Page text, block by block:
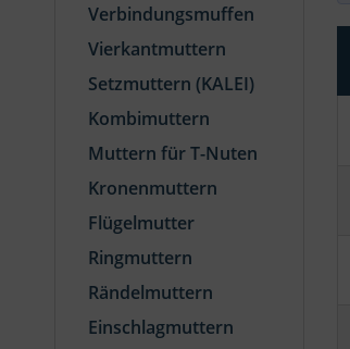
Verbindungsmuffen
Vierkantmuttern
Setzmuttern (KALEI)
Kombimuttern
Muttern für T-Nuten
Kronenmuttern
Flügelmutter
Ringmuttern
Rändelmuttern
Einschlagmuttern